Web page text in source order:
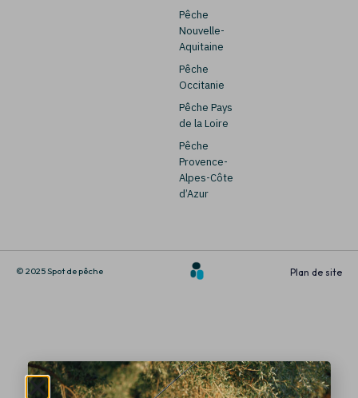
Pêche
Nouvelle-
Aquitaine
Pêche
Occitanie
Pêche Pays
de la Loire
Pêche
Provence-
Alpes-Côte
d’Azur
© 2025 Spot de pêche Plan de site